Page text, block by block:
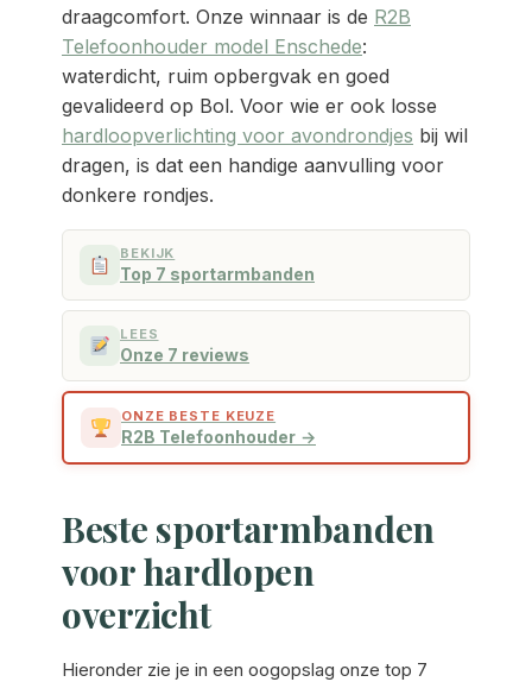
draagcomfort. Onze winnaar is de R2B
Telefoonhouder model Enschede:
waterdicht, ruim opbergvak en goed
gevalideerd op Bol. Voor wie er ook losse
hardloopverlichting voor avondrondjes bij wil
dragen, is dat een handige aanvulling voor
donkere rondjes.
BEKIJK
Top 7 sportarmbanden
LEES
Onze 7 reviews
ONZE BESTE KEUZE
R2B Telefoonhouder
Beste sportarmbanden
voor hardlopen
overzicht
Hieronder zie je in een oogopslag onze top 7